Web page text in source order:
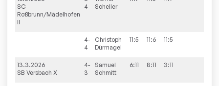
SC
Roßbrunn/Mädelhofen
II
4
Scheller
4-
4
Christoph
Dürrnagel
11:5 11:6 11:5
13.3.2026
SB Versbach X
4-
3
Samuel
Schmitt
6:11 8:11 3:11